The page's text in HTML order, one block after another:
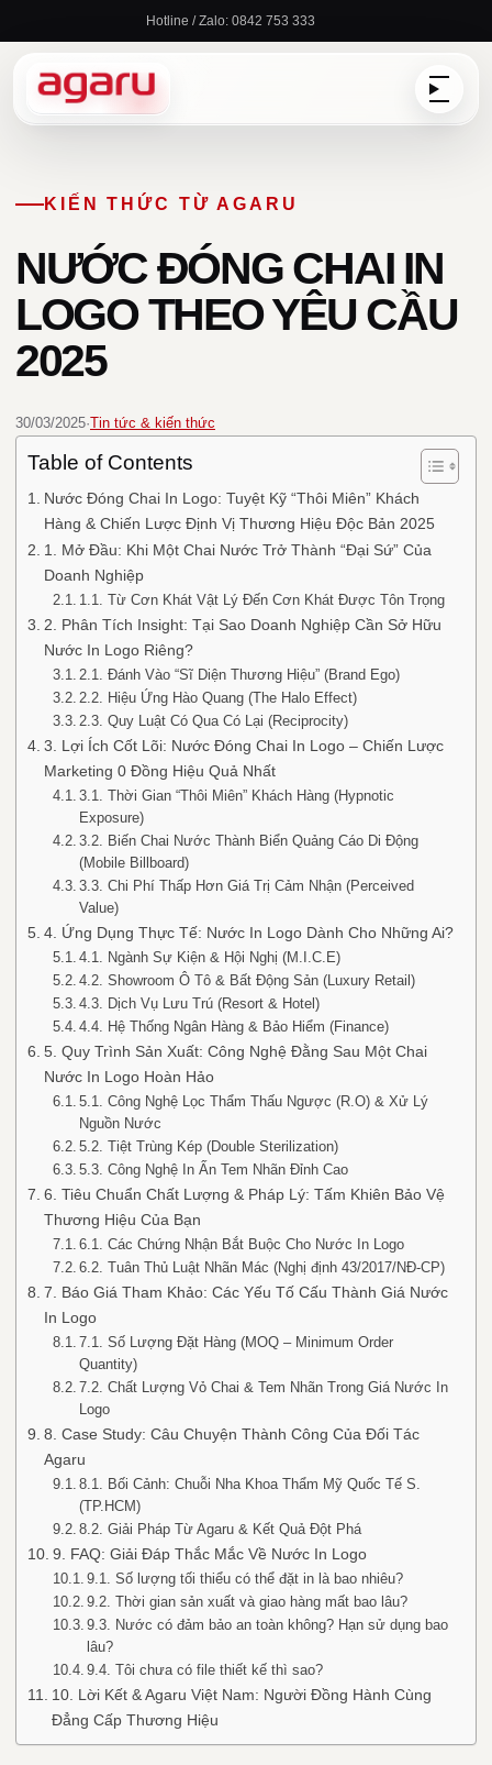
nội
Hotline / Zalo: 0842 753 333
KIẾN THỨC TỪ AGARU
NƯỚC ĐÓNG CHAI IN
LOGO THEO YÊU CẦU
2025
30/03/2025·Tin tức & kiến thức
Table of Contents
Nước Đóng Chai In Logo: Tuyệt Kỹ “Thôi Miên” Khách
Hàng & Chiến Lược Định Vị Thương Hiệu Độc Bản 2025
1. Mở Đầu: Khi Một Chai Nước Trở Thành “Đại Sứ” Của
Doanh Nghiệp
1.1. Từ Cơn Khát Vật Lý Đến Cơn Khát Được Tôn Trọng
2. Phân Tích Insight: Tại Sao Doanh Nghiệp Cần Sở Hữu
Nước In Logo Riêng?
2.1. Đánh Vào “Sĩ Diện Thương Hiệu” (Brand Ego)
2.2. Hiệu Ứng Hào Quang (The Halo Effect)
2.3. Quy Luật Có Qua Có Lại (Reciprocity)
3. Lợi Ích Cốt Lõi: Nước Đóng Chai In Logo – Chiến Lược
Marketing 0 Đồng Hiệu Quả Nhất
3.1. Thời Gian “Thôi Miên” Khách Hàng (Hypnotic
Exposure)
3.2. Biến Chai Nước Thành Biển Quảng Cáo Di Động
(Mobile Billboard)
3.3. Chi Phí Thấp Hơn Giá Trị Cảm Nhận (Perceived
Value)
4. Ứng Dụng Thực Tế: Nước In Logo Dành Cho Những Ai?
4.1. Ngành Sự Kiện & Hội Nghị (M.I.C.E)
4.2. Showroom Ô Tô & Bất Động Sản (Luxury Retail)
4.3. Dịch Vụ Lưu Trú (Resort & Hotel)
4.4. Hệ Thống Ngân Hàng & Bảo Hiểm (Finance)
5. Quy Trình Sản Xuất: Công Nghệ Đằng Sau Một Chai
Nước In Logo Hoàn Hảo
5.1. Công Nghệ Lọc Thẩm Thấu Ngược (R.O) & Xử Lý
Nguồn Nước
5.2. Tiệt Trùng Kép (Double Sterilization)
5.3. Công Nghệ In Ấn Tem Nhãn Đỉnh Cao
6. Tiêu Chuẩn Chất Lượng & Pháp Lý: Tấm Khiên Bảo Vệ
Thương Hiệu Của Bạn
6.1. Các Chứng Nhận Bắt Buộc Cho Nước In Logo
6.2. Tuân Thủ Luật Nhãn Mác (Nghị định 43/2017/NĐ-CP)
7. Báo Giá Tham Khảo: Các Yếu Tố Cấu Thành Giá Nước
In Logo
7.1. Số Lượng Đặt Hàng (MOQ – Minimum Order
Quantity)
7.2. Chất Lượng Vỏ Chai & Tem Nhãn Trong Giá Nước In
Logo
8. Case Study: Câu Chuyện Thành Công Của Đối Tác
Agaru
8.1. Bối Cảnh: Chuỗi Nha Khoa Thẩm Mỹ Quốc Tế S.
(TP.HCM)
8.2. Giải Pháp Từ Agaru & Kết Quả Đột Phá
9. FAQ: Giải Đáp Thắc Mắc Về Nước In Logo
9.1. Số lượng tối thiểu có thể đặt in là bao nhiêu?
9.2. Thời gian sản xuất và giao hàng mất bao lâu?
9.3. Nước có đảm bảo an toàn không? Hạn sử dụng bao
lâu?
9.4. Tôi chưa có file thiết kế thì sao?
10. Lời Kết & Agaru Việt Nam: Người Đồng Hành Cùng
Đẳng Cấp Thương Hiệu